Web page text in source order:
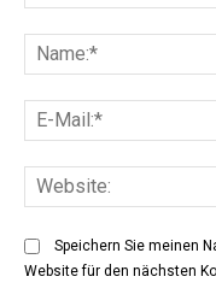
Speichern Sie meinen
Website für den nächsten